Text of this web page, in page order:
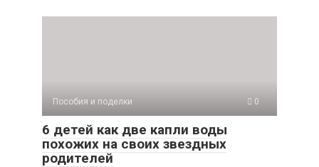
Пособия и поделки 0
6 детей как две капли воды
похожих на своих звездных
родителей